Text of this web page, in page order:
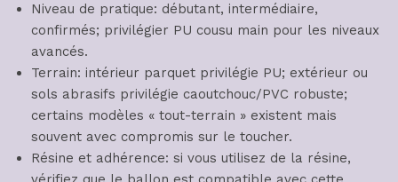
Niveau de pratique: débutant, intermédiaire,
confirmés; privilégier PU cousu main pour les niveaux
avancés.
Terrain: intérieur parquet privilégie PU; extérieur ou
sols abrasifs privilégie caoutchouc/PVC robuste;
certains modèles « tout-terrain » existent mais
souvent avec compromis sur le toucher.
Résine et adhérence: si vous utilisez de la résine,